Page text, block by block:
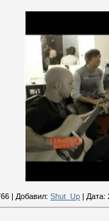
Добавил: Shut_Up Дата: